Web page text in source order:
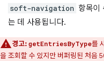
soft-navigation 항목이
는 데 사용됩니다.
경고: getEntriesByType를
을 조회할 수 있지만 버퍼링된 처음